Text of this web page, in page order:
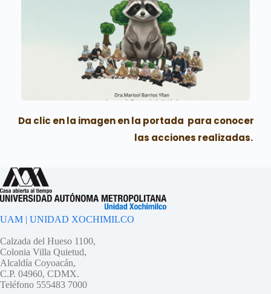
las acciones realizadas.
UAM | UNIDAD XOCHIMILCO
Calzada del Hueso 1100,
Colonia Villa Quietud,
Alcaldía Coyoacán,
C.P. 04960, CDMX.
Teléfono 555483 7000